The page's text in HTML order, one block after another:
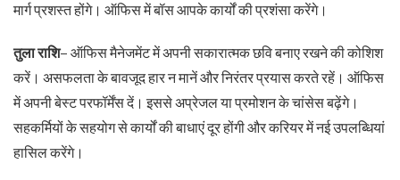
मार्ग प्रशस्त होंगे। ऑफिस में बॉस आपके कार्यों की प्रशंसा करेंगे।
तुला राशि– ऑफिस मैनेजमेंट में अपनी सकारात्मक छवि बनाए रखने की कोशिश
करें। असफलता के बावजूद हार न मानें और निरंतर प्रयास करते रहें। ऑफिस
में अपनी बेस्ट परफॉर्मेंस दें। इससे अप्रेजल या प्रमोशन के चांसेस बढ़ेंगे।
सहकर्मियों के सहयोग से कार्यों की बाधाएं दूर होंगी और करियर में नई उपलब्धियां
हासिल करेंगे।